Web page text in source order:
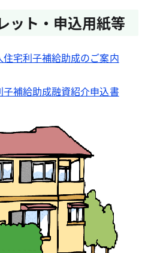
ト・申込用紙等
宅利子補給助成のご案内
補給助成融資紹介申込書